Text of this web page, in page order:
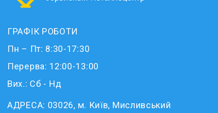
ГРАФІК РОБОТИ
Пн – Пт: 8:30-17:30
Перерва: 12:00-13:00
Вих.: Сб - Нд
АДРЕСА: 03026, м. Київ, Мисливський